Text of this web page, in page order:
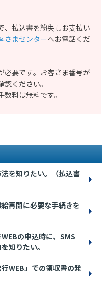
、払込書を紛失しお支払い
さまセンターへお電話くだ
要です。お客さま番号が
認ください。
料は無料です。
を知りたい。（払込書
再開に必要な手続きを
の申込時に、SMS
知りたい。
WEB」での領収書の発